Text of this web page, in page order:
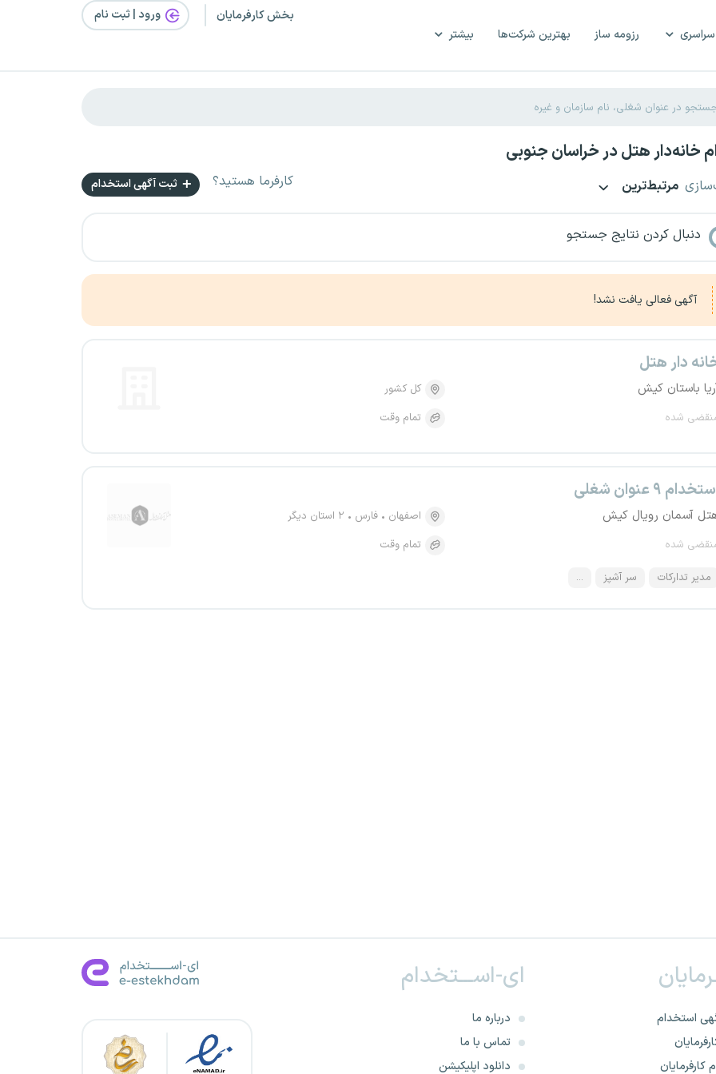
رزومه ساز بهترین شرکت‌ها بیشتر
بخش کارفرمایان ورود | ثبت‌ نام
خانه‌دار هتل در خراسان جنوبی
مرتبط‌ترین کارفرما هستید؟ ثبت آگهی استخدام
دنبال کردن نتایج جستجو
آگهی فعالی یافت نشد!
دار هتل
باستان کیش
شده
کل کشور
تمام وقت
۹ عنوان شغلی
آسمان رویال کیش
شده
اصفهان فارس
۲ استان دیگر
تمام وقت
مدیر تدارکات سر آشپز ...
استخدام
کارفرمایان
ای-اســـتخدام
درباره ما
تماس با ما
دانلود اپلیکیشن